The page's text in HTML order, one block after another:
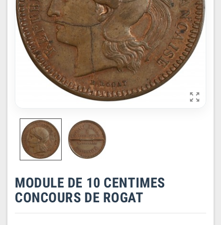

MODULE DE 10 CENTIMES
CONCOURS DE ROGAT